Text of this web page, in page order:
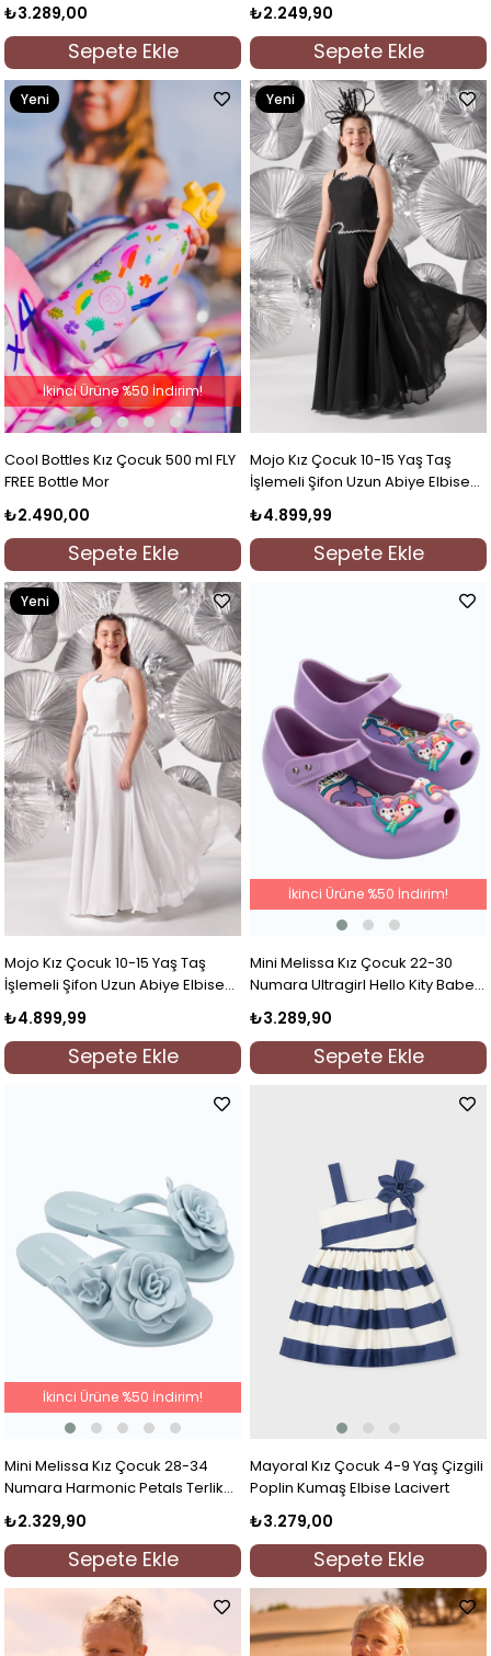
₺3.289,00
Sepete Ekle
₺2.249,90
Sepete Ekle
Cool Bottles Kız Çocuk 500 ml FLY
FREE Bottle Mor
₺2.490,00
Sepete Ekle
Yeni
İkinci Ürüne %50 İndirim!
Mojo Kız Çocuk 10-15 Yaş Taş
İşlemeli Şifon Uzun Abiye Elbise
Siyah
₺4.899,99
Sepete Ekle
Yeni
Ürün
Mojo Kız Çocuk 10-15 Yaş Taş
İşlemeli Şifon Uzun Abiye Elbise
Ekru
₺4.899,99
Sepete Ekle
Yeni
Ürün
Mini Melissa Kız Çocuk 22-30
Numara Ultragirl Hello Kity Babet
Mor
₺3.289,90
Sepete Ekle
İkinci Ürüne %50 İndirim!
Mini Melissa Kız Çocuk 28-34
Numara Harmonic Petals Terlik
₺2.329,90
Sepete Ekle
İkinci Ürüne %50 İndirim!
Mayoral Kız Çocuk 4-9 Yaş Çizgili
Poplin Kumaş Elbise Lacivert
₺3.279,00
Sepete Ekle